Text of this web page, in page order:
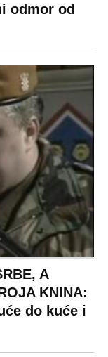
odmor od
A
KNINA:
do kuće i